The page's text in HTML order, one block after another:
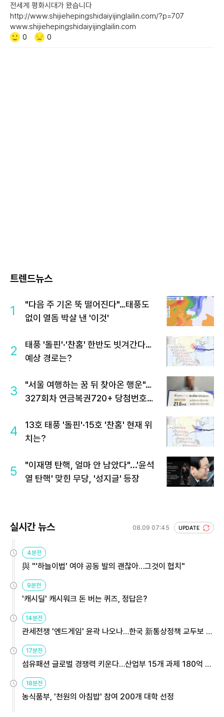
전세계 평화시대가 왔습니다
http://www.shijiehepingshidaiyijinglailin.com/?p=707
www.shijiehepingshidaiyijinglailin.com
Like/Dislike
공
0
비
0
트렌드뉴스
1
"다음 주 기온 뚝 떨어진다"…태풍도
없이 열돔 박살 낸 '이것'
2
태풍 '돌핀'·'찬홈' 한반도 빗겨간다…
예상 경로는?
3
"서울 여행하는 꿈 뒤 찾아온 행운"…
327회차 연금복권720+ 당첨번호조
4
13호 태풍 '돌핀'·15호 '찬홈' 현재 위
치는?
5
"이재명 탄핵, 얼마 안 남았다"...'윤석
열 탄핵' 맞힌 무당, '성지글' 등장
실시간 뉴스 08.09 07:45 UPDATE
4분전
與 "'하늘이법' 여야 공동 발의 괜찮아…그것이 협치"
9분전
'캐시딜' 캐시워크 돈 버는 퀴즈, 정답은?
14분전
관세전쟁 '엔드게임' 윤곽 나오나…한국 新통상정책 교두보 활
17분전
섬유패션 글로벌 경쟁력 키운다…산업부 15개 과제 180억 지
18분전
농식품부, '천원의 아침밥' 참여 200개 대학 선정